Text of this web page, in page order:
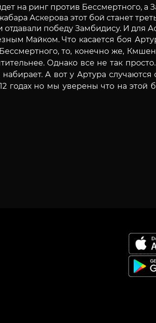
на ринг против Бессмертного, а
Аскерова этот бой станет
победу Замбидису. И для
Майком. Что касается боя
то, конечно же,
Однако все не так просто.
А вот у Артура случаются
годах но мы уверены что на этой